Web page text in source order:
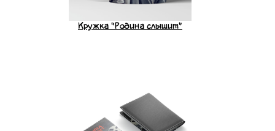
Кружка "Родина слышит"